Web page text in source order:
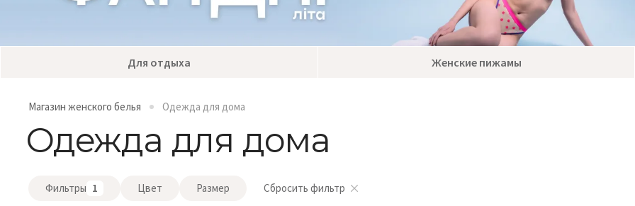
Для отдыха Женские пижамы
Магазин женского белья Одежда для дома
Одежда для дома
Фильтры 1 Цвет Размер Сбросить фильтр